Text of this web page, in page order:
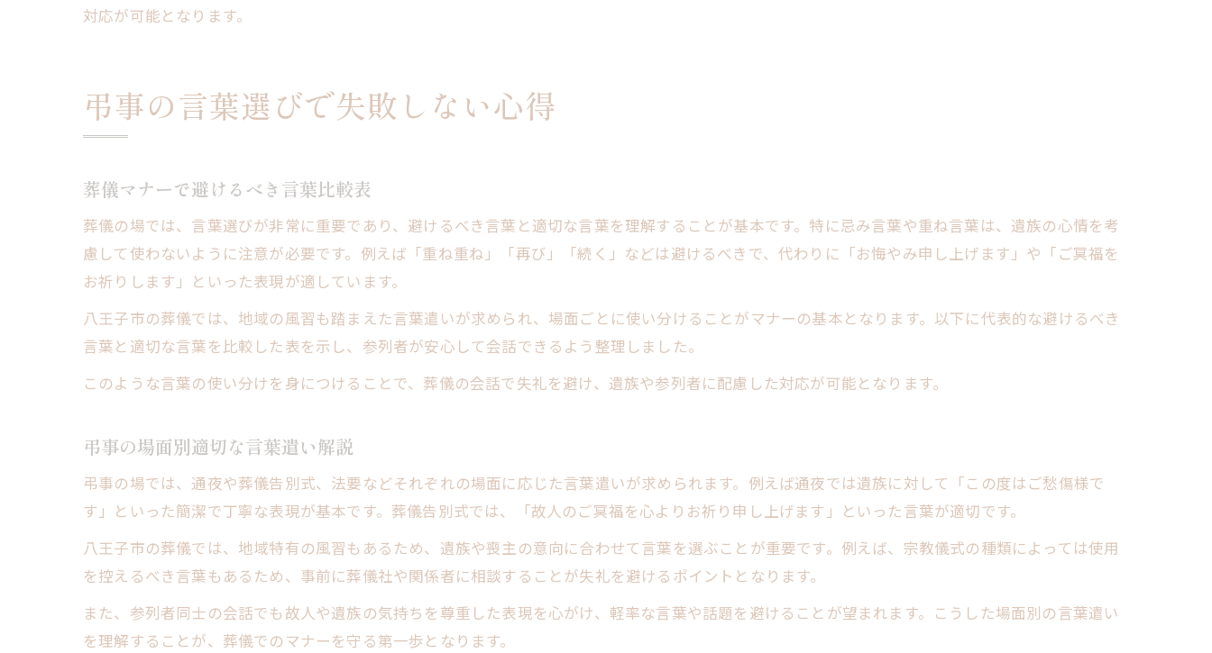
対応が可能となります。
弔事の言葉選びで失敗しない心得
葬儀マナーで避けるべき言葉比較表
葬儀の場では、言葉選びが非常に重要であり、避けるべき言葉と適切な言葉を理解することが基本です。特に忌み言葉や重ね言葉は、遺族の心情を考
慮して使わないように注意が必要です。例えば「重ね重ね」「再び」「続く」などは避けるべきで、代わりに「お悔やみ申し上げます」や「ご冥福を
お祈りします」といった表現が適しています。
八王子市の葬儀では、地域の風習も踏まえた言葉遣いが求められ、場面ごとに使い分けることがマナーの基本となります。以下に代表的な避けるべき
言葉と適切な言葉を比較した表を示し、参列者が安心して会話できるよう整理しました。
このような言葉の使い分けを身につけることで、葬儀の会話で失礼を避け、遺族や参列者に配慮した対応が可能となります。
弔事の場面別適切な言葉遣い解説
弔事の場では、通夜や葬儀告別式、法要などそれぞれの場面に応じた言葉遣いが求められます。例えば通夜では遺族に対して「この度はご愁傷様で
す」といった簡潔で丁寧な表現が基本です。葬儀告別式では、「故人のご冥福を心よりお祈り申し上げます」といった言葉が適切です。
八王子市の葬儀では、地域特有の風習もあるため、遺族や喪主の意向に合わせて言葉を選ぶことが重要です。例えば、宗教儀式の種類によっては使用
を控えるべき言葉もあるため、事前に葬儀社や関係者に相談することが失礼を避けるポイントとなります。
また、参列者同士の会話でも故人や遺族の気持ちを尊重した表現を心がけ、軽率な言葉や話題を避けることが望まれます。こうした場面別の言葉遣い
を理解することが、葬儀でのマナーを守る第一歩となります。